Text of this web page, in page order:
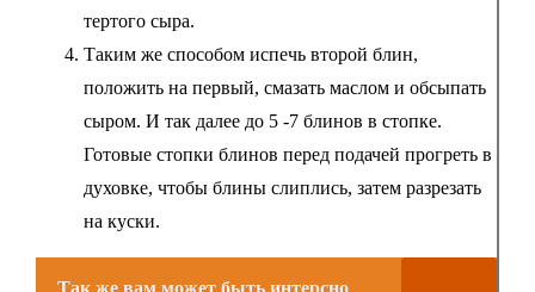
тертого сыра.
Таким же способом испечь второй блин,
положить на первый, смазать маслом и обсыпать
сыром. И так далее до 5 -7 блинов в стопке.
Готовые стопки блинов перед подачей прогреть в
духовке, чтобы блины слиплись, затем разрезать
на куски.
Так же вам может быть интерсно